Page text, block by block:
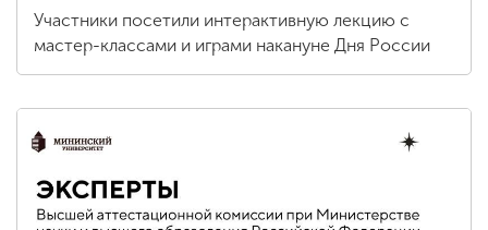
Участники посетили интерактивную лекцию с
мастер-классами и играми накануне Дня России